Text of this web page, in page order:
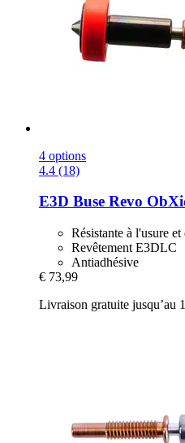
4 options
4.4 (18)
E3D Buse Revo
Résistante à l'usure et
Revêtement E3DLC
Antiadhésive
€ 73,99
Livraison gratuite jusqu’au